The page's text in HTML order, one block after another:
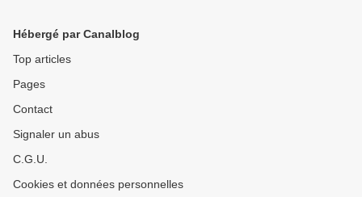
Hébergé par Canalblog
Top articles
Pages
Contact
Signaler un abus
C.G.U.
Cookies et données personnelles